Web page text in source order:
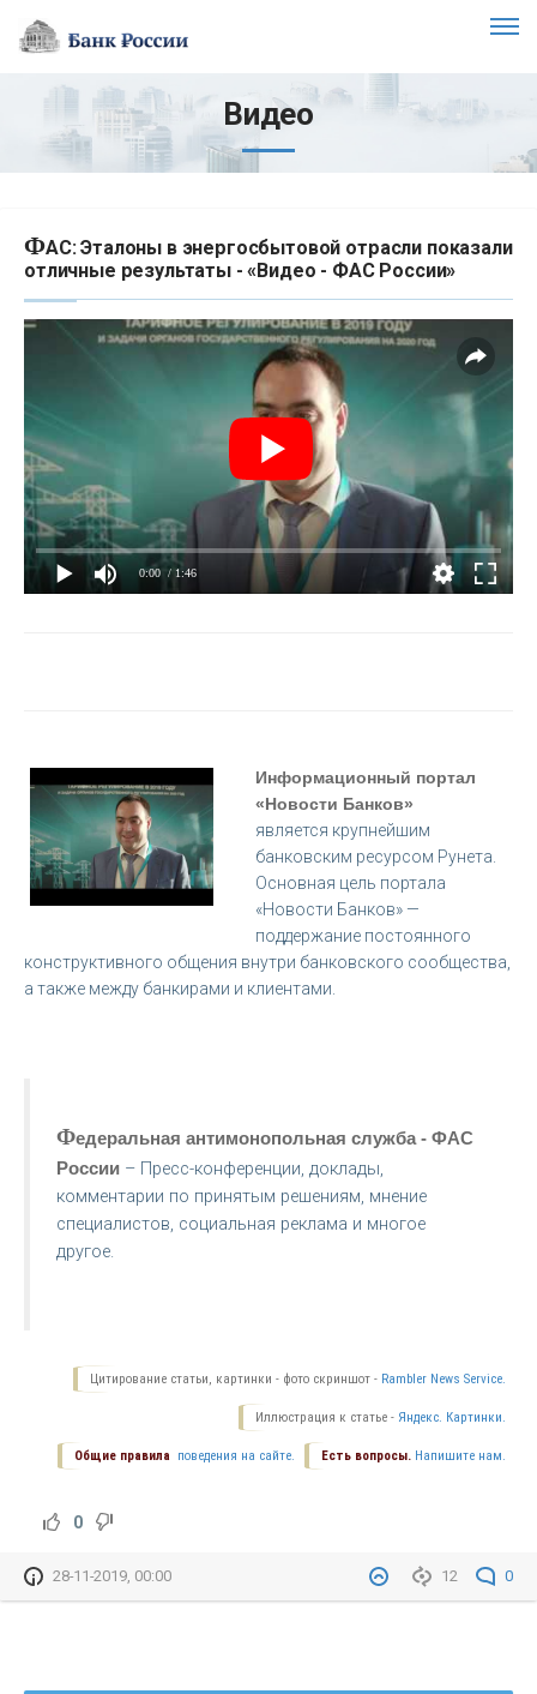
Видео
ФАС: Эталоны в энергосбытовой отрасли показали
отличные результаты - «Видео - ФАС России»
0:00 / 1:46
Информационный портал
«Новости Банков»
является крупнейшим
банковским ресурсом Рунета.
Основная цель портала
«Новости Банков» —
поддержание постоянного
конструктивного общения внутри банковского сообщества,
а также между банкирами и клиентами.
Федеральная антимонопольная служба - ФАС
России – Пресс-конференции, доклады,
комментарии по принятым решениям, мнение
специалистов, социальная реклама и многое
другое.
Цитирование статьи, картинки - фото скриншот - Rambler News Service.
Иллюстрация к статье - Яндекс. Картинки.
Есть вопросы. Напишите нам.
Общие правила поведения на сайте.
0
12 0
28-11-2019, 00:00